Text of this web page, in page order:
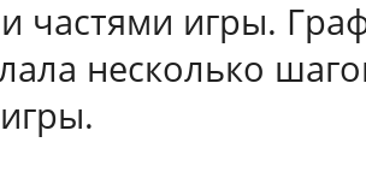
игры.
несколько